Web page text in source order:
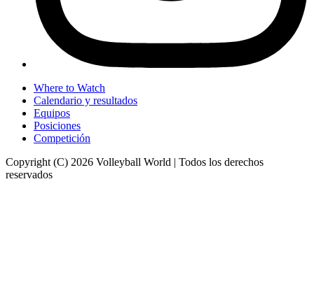
Where to Watch
Calendario y resultados
Equipos
Posiciones
Competición
Copyright (C) 2026 Volleyball World | Todos los derechos
reservados